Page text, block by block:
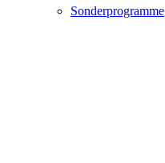
Sonderprogramme